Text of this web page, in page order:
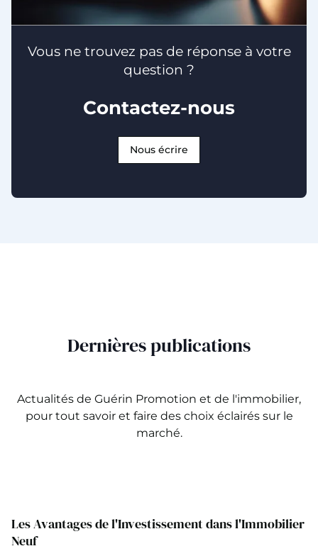
Vous ne trouvez pas de réponse à votre
question ?
Contactez-nous
Nous écrire
Dernières publications
Actualités de Guérin Promotion et de l'immobilier,
pour tout savoir et faire des choix éclairés sur le
marché.
Les Avantages de l'Investissement dans l'Immobilier
Neuf